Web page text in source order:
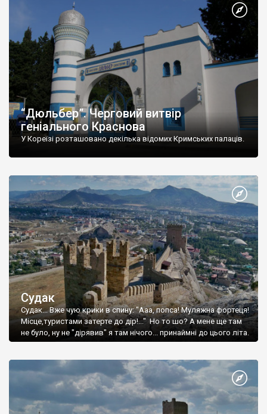
“Дюльбер”. Черговий витвір
геніального Краснова
У Кореїзі розташовано декілька відомих Кримських палаців.
Судак
Судак... Вже чую крики в спину: "Ааа, попса! Муляжна фортеця!
Місце,туристами затерте до дір!..." Но то шо? А мене ще там
не було, ну не "дірявив" я там нічого... принаймні до цього літа.